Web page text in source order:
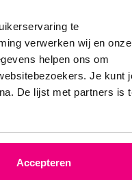
te
verwerken wij en onze
helpen ons om
Je kunt
De lijst met partners is
Accepteren